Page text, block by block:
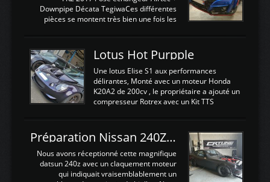
Analogique, et Volt car l'information est une
tension (Pas une résistance variable d'un
est temps de brancher le ...
Downpipe Décata TegiwaCes différentes
pièces se montent très bien une fois les
légere découpe du plastique inferieur,
negénant en rien la structure ou le
fonctionnement du fond plat. Une
reprogrammation Stage 2 est faite sur le
calculateur d'origine. Une alternative
économique au passage sur Hondata
d'origine 310cv et 400Nn , Une fois
reprogrammé et les ...
Lotus Hot Purpple
Une lotus Elise S1 aux performances
délirantes, Monté avec un moteur Honda
K20A2 de 200cv , le propriétaire a ajouté un
compresseur Rotrex avec un Kit TTS
d'augmenter la puissance de son moteur:
un watercooler a été ajouté. 300Cv sans
échangeurLa lotus équipée d'un Hondata
Kpro et d'une large bande pour le réglage
Avantages et inconvénients d'un
Préparation Nissan 240Z SR20DET
Nous avons réceptionné cette magnifique
datsun 240z avec un claquement moteur
qui indiquait vraisemblablement un